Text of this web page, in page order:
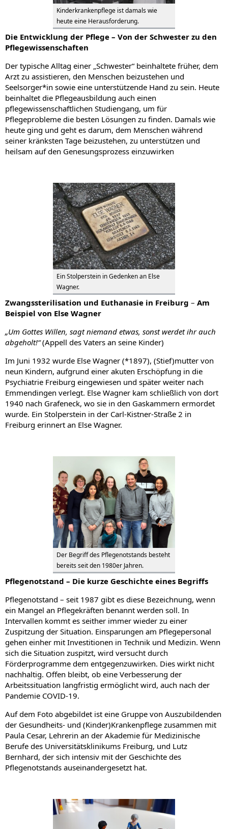
Kinderkrankenpflege ist damals wie
heute eine Herausforderung.
Die Entwicklung der Pflege – Von der Schwester zu den
Pflegewissenschaften
Der typische Alltag einer „Schwester“ beinhaltete früher, dem
Arzt zu assistieren, den Menschen beizustehen und
Seelsorger*in sowie eine unterstützende Hand zu sein. Heute
beinhaltet die Pflegeausbildung auch einen
pflegewissenschaftlichen Studiengang, um für
Pflegeprobleme die besten Lösungen zu finden. Damals wie
heute ging und geht es darum, dem Menschen während
seiner kränksten Tage beizustehen, zu unterstützen und
heilsam auf den Genesungsprozess einzuwirken
Ein Stolperstein in Gedenken an Else
Wagner.
Zwangssterilisation und Euthanasie in Freiburg – Am
Beispiel von Else Wagner
„Um Gottes Willen, sagt niemand etwas, sonst werdet ihr auch
abgeholt!“(Appell des Vaters an seine Kinder)
Im Juni 1932 wurde Else Wagner (*1897), (Stief)mutter von
neun Kindern, aufgrund einer akuten Erschöpfung in die
Psychiatrie Freiburg eingewiesen und später weiter nach
Emmendingen verlegt. Else Wagner kam schließlich von dort
1940 nach Grafeneck, wo sie in den Gaskammern ermordet
wurde. Ein Stolperstein in der Carl-Kistner-Straße 2 in
Freiburg erinnert an Else Wagner.
Der Begriff des Pflegenotstands besteht
bereits seit den 1980er Jahren.
Pflegenotstand – Die kurze Geschichte eines Begriffs
Pflegenotstand – seit 1987 gibt es diese Bezeichnung, wenn
ein Mangel an Pflegekräften benannt werden soll. In
Intervallen kommt es seither immer wieder zu einer
Zuspitzung der Situation. Einsparungen am Pflegepersonal
gehen einher mit Investitionen in Technik und Medizin. Wenn
sich die Situation zuspitzt, wird versucht durch
Förderprogramme dem entgegenzuwirken. Dies wirkt nicht
nachhaltig. Offen bleibt, ob eine Verbesserung der
Arbeitssituation langfristig ermöglicht wird, auch nach der
Pandemie COVID-19.
Auf dem Foto abgebildet ist eine Gruppe von Auszubildenden
der Gesundheits- und (Kinder)Krankenpflege zusammen mit
Paula Cesar, Lehrerin an der Akademie für Medizinische
Berufe des Universitätsklinikums Freiburg, und Lutz
Bernhard, der sich intensiv mit der Geschichte des
Pflegenotstands auseinandergesetzt hat.